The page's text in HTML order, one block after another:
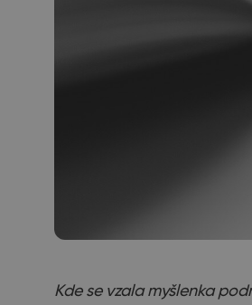
Kde se vzala myšlenka